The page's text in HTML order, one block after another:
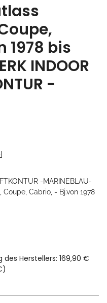
1978 bis
INDOOR
-
-MARINEBLAU-
Cabrio, - Bj.von 1978
des Herstellers: 169,90 €
)